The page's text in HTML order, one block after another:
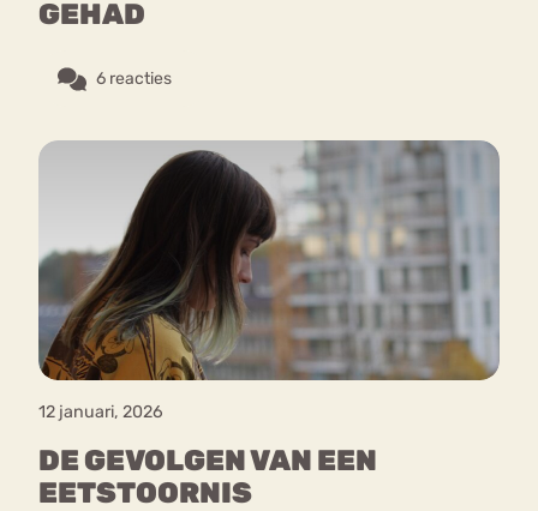
GEHAD
6 reacties
12 januari, 2026
DE GEVOLGEN VAN EEN
EETSTOORNIS